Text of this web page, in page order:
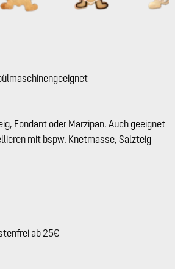
Fondant oder Marzipan. Auch geeignet
mit bspw. Knetmasse, Salzteig
ab 25€